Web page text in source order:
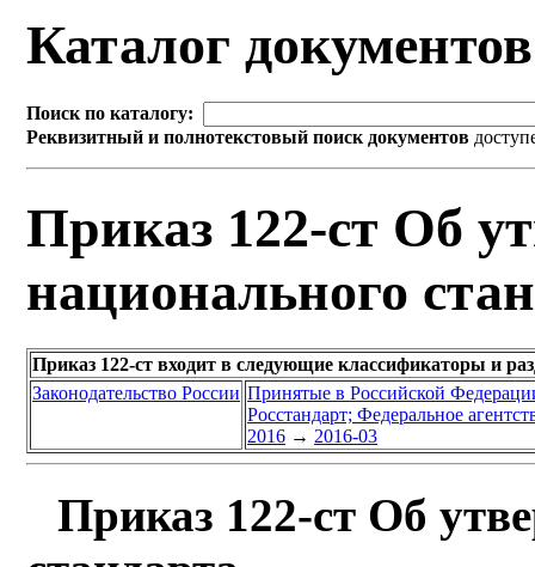
Каталог
Поиск по каталогу:
Реквизитный и полнотекстовый поиск документов
Приказ 122-ст Об
национального
Приказ 122-ст входит в следующие классификаторы и
Законодательство России Принятые в Российской
Росстандарт; Федеральное
2016 → 2016-03
Приказ 122-ст Об